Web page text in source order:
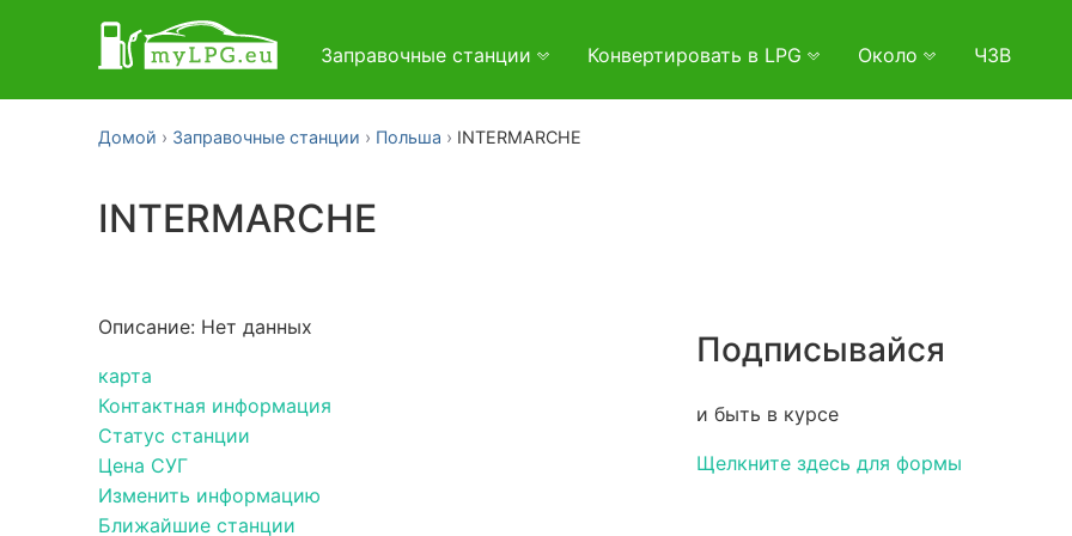
Заправочные станции Конвертировать в LPG Около ЧЗВ
Домой Заправочные станции Польша INTERMARCHE
INTERMARCHE
Описание: Нет данных
карта
Контактная информация
Статус станции
Цена СУГ
Изменить информацию
Ближайшие станции
Подписывайся
и быть в курсе
Щелкните здесь для формы